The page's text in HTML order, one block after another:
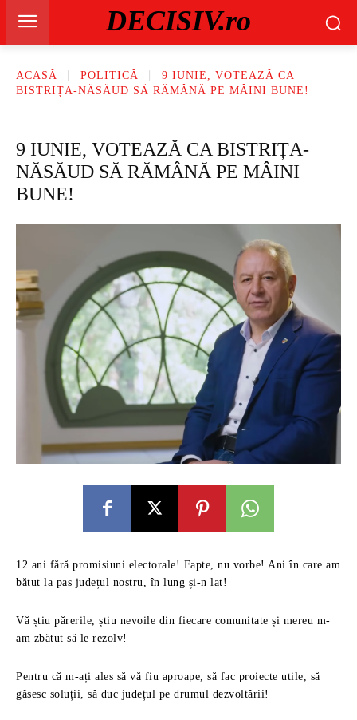
DECISIV.ro
ACASĂ POLITICĂ
9 IUNIE, VOTEAZĂ CA
BISTRIȚA-NĂSĂUD SĂ RĂMÂNĂ PE MÂINI BUNE!
9 IUNIE, VOTEAZĂ CA BISTRIȚA-
NĂSĂUD SĂ RĂMÂNĂ PE MÂINI
BUNE!
12 ani fără promisiuni electorale! Fapte, nu vorbe! Ani în care am
bătut la pas județul nostru, în lung și-n lat!
Vă știu părerile, știu nevoile din fiecare comunitate și mereu m-
am zbătut să le rezolv!
Pentru că m-ați ales să vă fiu aproape, să fac proiecte utile, să
găsesc soluții, să duc județul pe drumul dezvoltării!